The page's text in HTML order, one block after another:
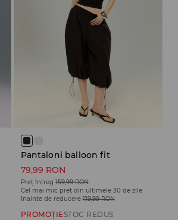
Pantaloni balloon fit
79,99 RON
Preț întreg 159,99 RON
Cel mai mic preț din ultimele 30 de zile
înainte de reducere 119,99 RON
PROMOȚIESTOC REDUS